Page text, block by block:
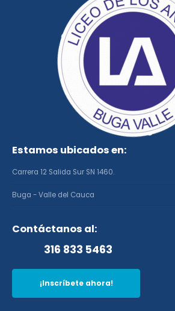
Estamos ubicados en:
Carrera 12 Salida Sur SN 1460.
Buga - Valle del Cauca
Contáctanos al:
316 833 5463
¡Inscríbete ahora!